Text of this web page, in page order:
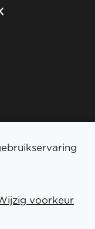
voorkeur